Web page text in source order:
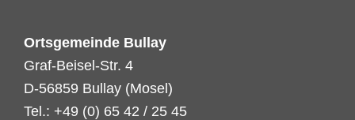
Ortsgemeinde Bullay
Graf-Beisel-Str. 4
D-56859 Bullay (Mosel)
Tel.: +49 (0) 65 42 / 25 45